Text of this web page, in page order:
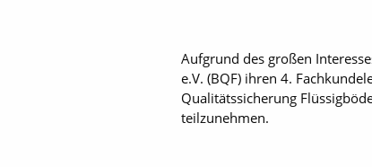
Aufgrund des großen
e.V. (BQF) ihren 4.
Qualitätssicherung
teilzunehmen.